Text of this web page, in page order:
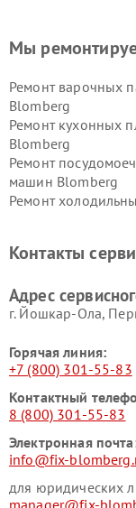
Мы
Ремонт варочных
Blomberg
Ремонт кухонных
Blomberg
Ремонт
машин Blomberg
Ремонт
Контакты
Адрес
г. Йошкар-Ола,
Горячая линия:
+7 (800) 301-55-83
Контактный
8 (800) 301-55-83
Электронная
info@fix-
для юридических